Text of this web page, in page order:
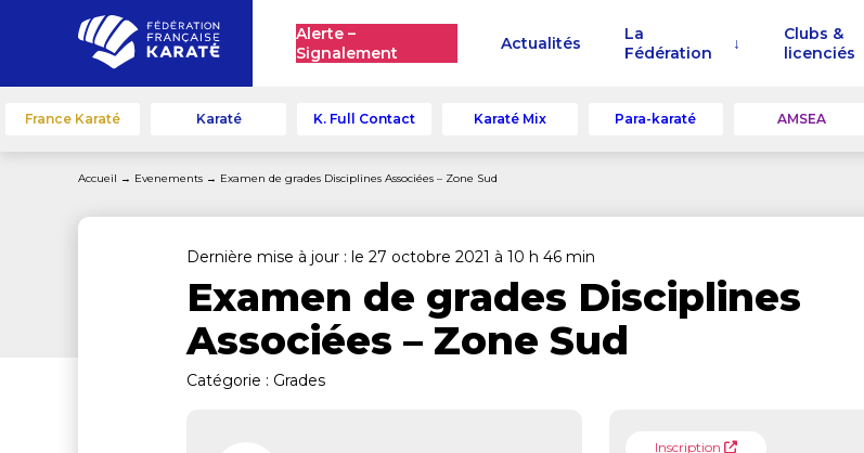
Alerte –
Signalement
Actualités
La
Fédération
Clubs &
licenciés
France Karaté Karaté K. Full Contact Karaté Mix Para-karaté AMSEA
Accueil → Evenements → Examen de grades Disciplines Associées – Zone Sud
Dernière mise à jour : le 27 octobre 2021 à 10 h 46 min
Examen de grades Disciplines
Associées – Zone Sud
Catégorie : Grades
Inscription